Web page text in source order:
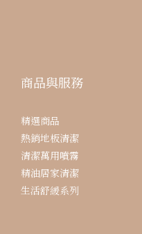
商品與服務
精選商品
熱銷地板清潔
清潔萬用噴霧
精油居家清潔
生活舒緩系列